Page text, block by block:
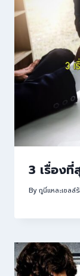
3 เรื่อง
Byกูนี่แหละเซลล์